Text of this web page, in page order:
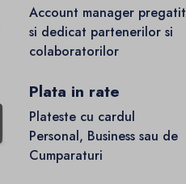
Account manager pregatit
si dedicat partenerilor si
colaboratorilor
Plata in rate
Plateste cu cardul
Personal, Business sau de
Cumparaturi